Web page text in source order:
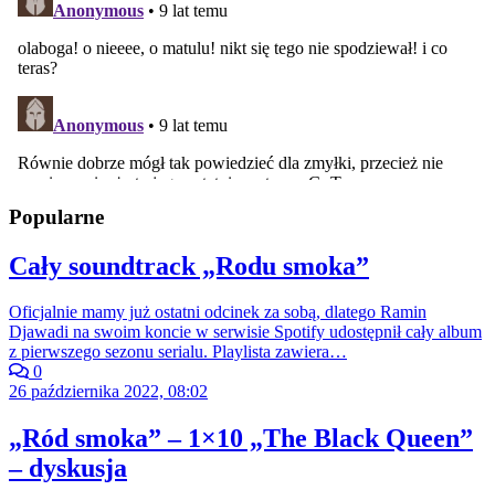
Popularne
Cały soundtrack „Rodu smoka”
Oficjalnie mamy już ostatni odcinek za sobą, dlatego Ramin
Djawadi na swoim koncie w serwisie Spotify udostępnił cały album
z pierwszego sezonu serialu. Playlista zawiera…
0
26 października 2022, 08:02
„Ród smoka” – 1×10 „The Black Queen”
– dyskusja